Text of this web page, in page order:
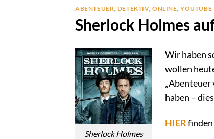
ABENTEUER, DETEKTIV, ONLINE, YOUTUBE
Sherlock Holmes
Sherlock Holmes
Wir haben
wollen
„Abenteuer
haben –
HIERfinden